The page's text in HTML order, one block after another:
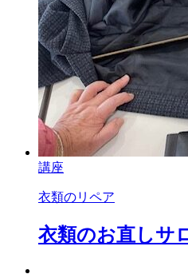
講座
衣類のリペア
衣類のお直しサ